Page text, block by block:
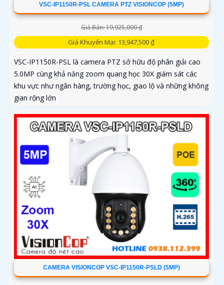
VSC-IP1150R-PSL CAMERA PTZ VISIONCOP (5MP)
Giá Bán: 19,925,000 ₫
Giá Khuyến Mại: 13,947,500 ₫
VSC-IP1150R-PSL là camera PTZ sở hữu độ phân giải cao
5.0MP cùng khả năng zoom quang học 30X giám sát các
khu vực như ngân hàng, trường học, giao lộ và những không
gian rộng lớn
CAMERA VISIONCOP VSC-IP1150R-PSLD (5MP)